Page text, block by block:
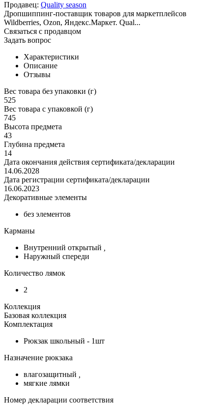
Продавец: Quality season
Дропшиппинг-поставщик товаров для маркетплейсов
Wildberries, Ozon, Яндекс.Маркет. Qual...
Связаться с продавцом
Задать вопрос
Характеристики
Описание
Отзывы
Вес товара без упаковки (г)
525
Вес товара с упаковкой (г)
745
Высота предмета
43
Глубина предмета
14
Дата окончания действия сертификата/декларации
14.06.2028
Дата регистрации сертификата/декларации
16.06.2023
Декоративные элементы
без элементов
Карманы
Внутренний открытый
Наружный спереди
Количество лямок
2
Коллекция
Базовая коллекция
Комплектация
Рюкзак школьный - 1шт
Назначение рюкзака
влагозащитный
мягкие лямки
Номер декларации соответствия